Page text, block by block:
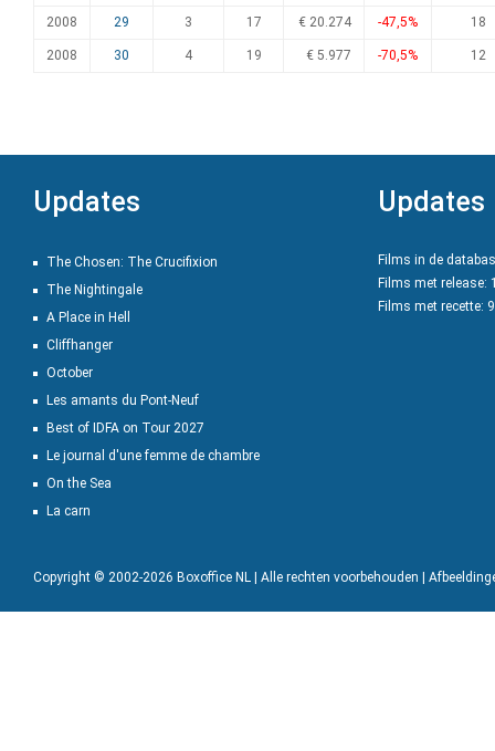
2008 29 3 17 € 20.274 -47,5% 18
2008 30 4 19 € 5.977 -70,5% 12
Updates
The Chosen: The Crucifixion
The Nightingale
A Place in Hell
Cliffhanger
October
Les amants du Pont-Neuf
Best of IDFA on Tour 2027
Le journal d'une femme de chambre
On the Sea
La carn
Updates
Films in de
Films met release:
Films met recette:
Copyright © 2002-2026 Boxoffice NL | Alle rechten voorbehouden |